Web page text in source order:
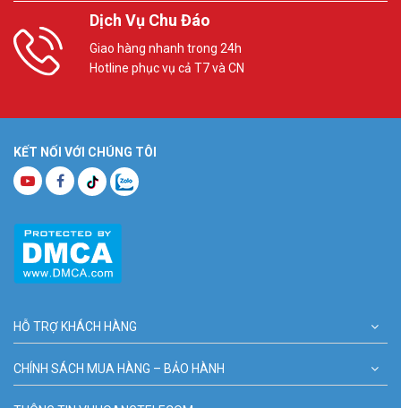
Dịch Vụ Chu Đáo
Giao hàng nhanh trong 24h
Hotline phục vụ cả T7 và CN
KẾT NỐI VỚI CHÚNG TÔI
HỖ TRỢ KHÁCH HÀNG
CHÍNH SÁCH MUA HÀNG – BẢO HÀNH